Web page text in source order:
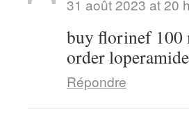
31 août 2023 at 20
buy florinef 100
order
Répondre